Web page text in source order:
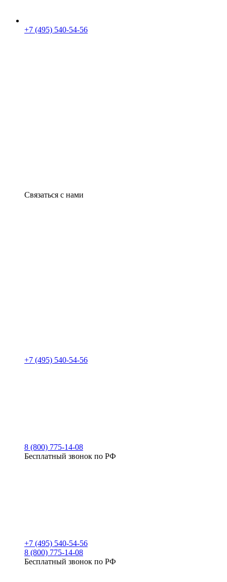
+7 (495) 540-54-56
Связаться с нами
+7 (495) 540-54-56
8 (800) 775-14-08
Бесплатный звонок по РФ
+7 (495) 540-54-56
8 (800) 775-14-08
Бесплатный звонок по РФ